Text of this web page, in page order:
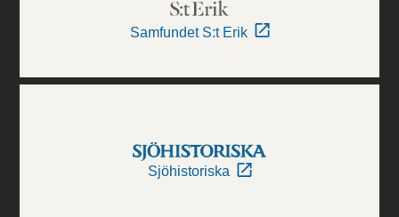
Samfundet S:t Erik
Sjöhistoriska